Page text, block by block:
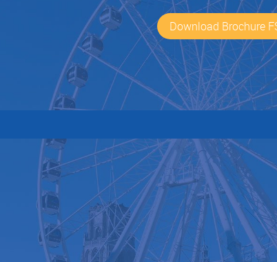
Download Brochure